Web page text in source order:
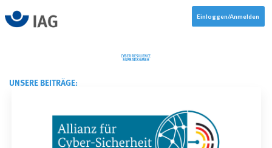
Einloggen/Anmelden
CYBER RESILIENCE
SUPRATIX GMBH
UNSERE BEITRÄGE: